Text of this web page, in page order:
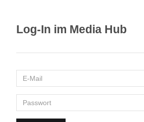
Log-In im Media Hub